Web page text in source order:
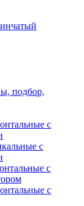
подбор,
с
с
с
с